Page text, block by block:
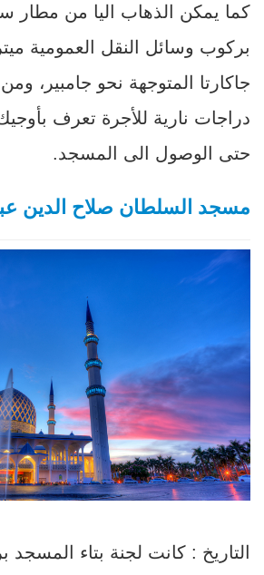
كما يمكن الذهاب اليا من مطار
بركوب وسائل النقل العمومية
جاكارتا المتوجهة نحو جامبير،
دراجات نارية للأجرة تعرف
حتى الوصول الى المسجد.
مسجد السلطان صلاح الدين
التاريخ : كانت لجنة بتاء